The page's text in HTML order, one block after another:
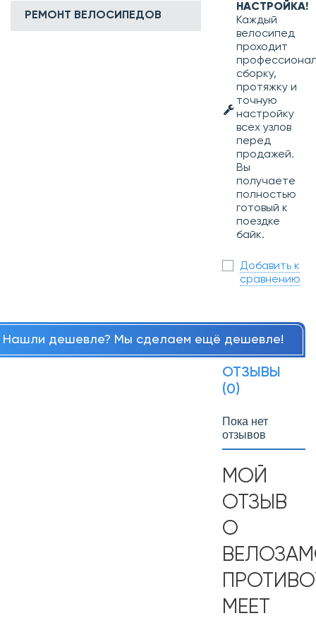
РЕМОНТ ВЕЛОСИПЕДОВ
НАСТРОЙКА!
Каждый
велосипед
проходит
сборку,
протяжку и
точную
настройку
всех узлов
перед
продажей.
Вы
получаете
полностью
готовый к
поездке
байк.
Добавить к
сравнению
Нашли дешевле? Мы сделаем ещё дешевле!
ОТЗЫВЫ
(0)
Пока нет
отзывов
МОЙ
ОТЗЫВ
О
MEET